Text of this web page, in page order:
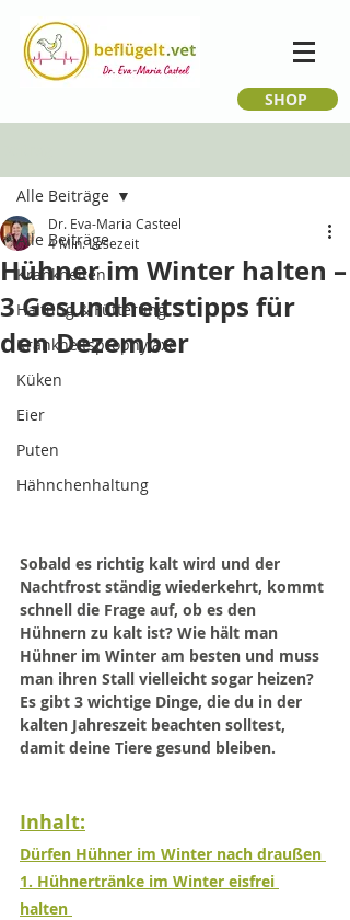
SHOP
Alle Beiträge
Krankheiten
Haltung & Fütterung
Krankheitsprophylaxe
Küken
Eier
Puten
Hähnchenhaltung
Alle Beiträge
Hühner im Winter halten –
3 Gesundheitstipps für
den Dezember
Dr. Eva-Maria Casteel
4 Min. Lesezeit
Sobald es richtig kalt wird und der
Nachtfrost ständig wiederkehrt, kommt
schnell die Frage auf, ob es den
Hühnern zu kalt ist? Wie hält man
Hühner im Winter am besten und muss
man ihren Stall vielleicht sogar heizen?
Es gibt 3 wichtige Dinge, die du in der
kalten Jahreszeit beachten solltest,
damit deine Tiere gesund bleiben.
Inhalt:
Dürfen Hühner im Winter nach draußen
1. Hühnertränke im Winter eisfrei
halten